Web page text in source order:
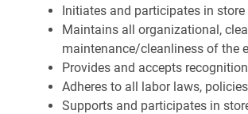
Initiates and participates in
Maintains all organizational,
maintenance/cleanliness of the
Provides and accepts
Adheres to all labor laws,
Supports and participates in